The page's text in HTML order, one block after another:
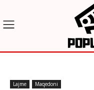
Lajme Maqedoni